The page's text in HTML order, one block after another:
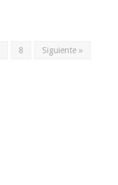
8 Siguiente »